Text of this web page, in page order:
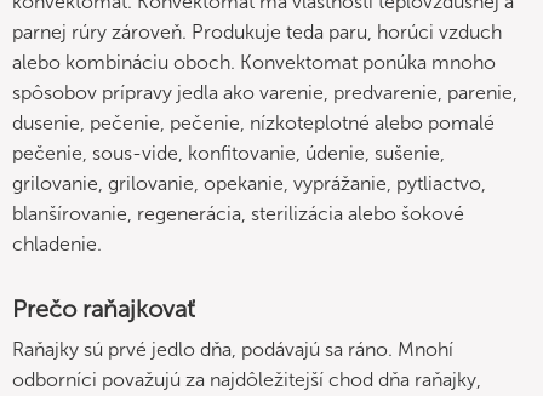
parnej rúry zároveň. Produkuje teda paru, horúci vzduch
alebo kombináciu oboch. Konvektomat ponúka mnoho
spôsobov prípravy jedla ako varenie, predvarenie, parenie,
dusenie, pečenie, pečenie, nízkoteplotné alebo pomalé
pečenie, sous-vide, konfitovanie, údenie, sušenie,
grilovanie, grilovanie, opekanie, vyprážanie, pytliactvo,
blanšírovanie, regenerácia, sterilizácia alebo šokové
chladenie.
Prečo raňajkovať
Raňajky sú prvé jedlo dňa, podávajú sa ráno. Mnohí
odborníci považujú za najdôležitejší chod dňa raňajky,